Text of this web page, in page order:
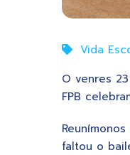
Vida
O venres
FPB
faltou o